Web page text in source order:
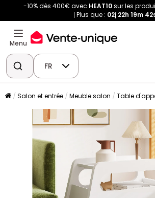
-10% dès 400€ avec HEAT10sur les
Plus que : 02j 22h 19m
Menu
FR
Salon et entrée Meuble salon Table